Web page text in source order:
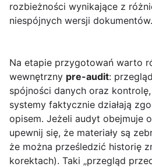
rozbieżności wynikające z
niespójnych wersji dokumentów.
Na etapie przygotowań warto
wewnętrzny pre-audit:
spójności danych oraz
systemy faktycznie działają
opisem. Jeżeli audyt obejmuje
upewnij się, że materiały są
że można prześledzić historię
korektach). Taki „przegląd